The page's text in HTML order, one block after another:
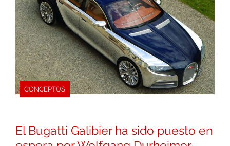
CONCEPTOS
El Bugatti Galibier ha sido puesto en